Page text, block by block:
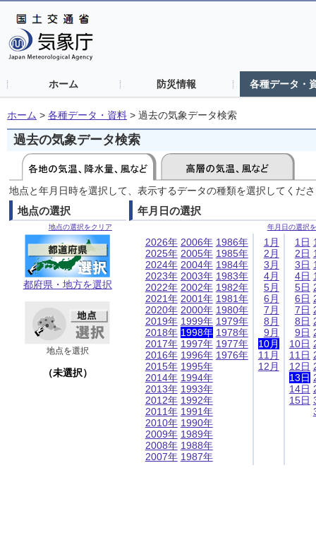
ホーム 防災情報 各種データ・
ホーム > 各種データ・資料 > 過去の気象データ検索
過去の気象データ検索
地点と年月日時を選択して、表示するデータの種類を選択してくだ
地点の選択
地点の選択をクリア
都府県・地方を選択
地点を選択
（未選択）
年月日の選択
年月日の選択
2026年
2025年
2024年
2023年
2022年
2021年
2020年
2019年
2018年
2017年
2016年
2015年
2014年
2013年
2012年
2011年
2010年
2009年
2008年
2007年
2006年
2005年
2004年
2003年
2002年
2001年
2000年
1999年
1998年
1997年
1996年
1995年
1994年
1993年
1992年
1991年
1990年
1989年
1988年
1987年
1986年
1985年
1984年
1983年
1982年
1981年
1980年
1979年
1978年
1977年
1976年
1月
2月
3月
4月
5月
6月
7月
8月
9月
10月
11月
12月
1日
2日
3日
4日
5日
6日
7日
8日
9日
10日
11日
12日
13日
14日
15日